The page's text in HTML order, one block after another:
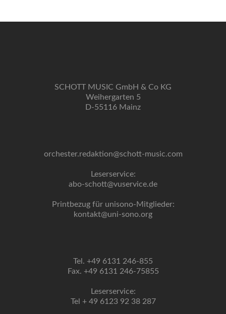
SCHOTT MUSIC GmbH & Co KG
Weihergarten 5
D-55116 Mainz
orchester.redaktion@schott-music.com
Leserservice:
abo-schott@vuservice.de
Printbezug für unisono-Mitglieder:
kontakt@uni-sono.org
Tel. +49 6131 246-855
Fax. +49 6131 246-75855
Leserservice:
Tel + 49 6123 92 38 287